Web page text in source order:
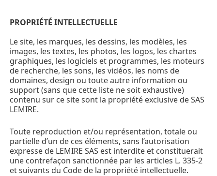
PROPRIÉTÉ INTELLECTUELLE
Le site, les marques, les dessins, les modèles, les
images, les textes, les photos, les logos, les chartes
graphiques, les logiciels et programmes, les moteurs
de recherche, les sons, les vidéos, les noms de
domaines, design ou toute autre information ou
support (sans que cette liste ne soit exhaustive)
contenu sur ce site sont la propriété exclusive de SAS
LEMIRE.
Toute reproduction et/ou représentation, totale ou
partielle d’un de ces éléments, sans l’autorisation
expresse de LEMIRE SAS est interdite et constituerait
une contrefaçon sanctionnée par les articles L. 335-2
et suivants du Code de la propriété intellectuelle.